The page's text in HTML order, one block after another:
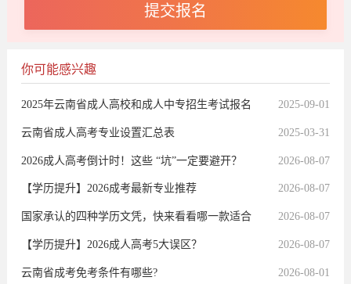
你可能感兴趣
2025年云南省成人高校和成人中专招生考试报名
通告
2025-09-01
云南省成人高考专业设置汇总表 2025-03-31
2026成人高考倒计时！这些 “坑”一定要避开？ 2026-08-07
【学历提升】2026成考最新专业推荐 2026-08-07
国家承认的四种学历文凭，快来看看哪一款适合
你
2026-08-07
【学历提升】2026成人高考5大误区？ 2026-08-07
云南省成考免考条件有哪些? 2026-08-01